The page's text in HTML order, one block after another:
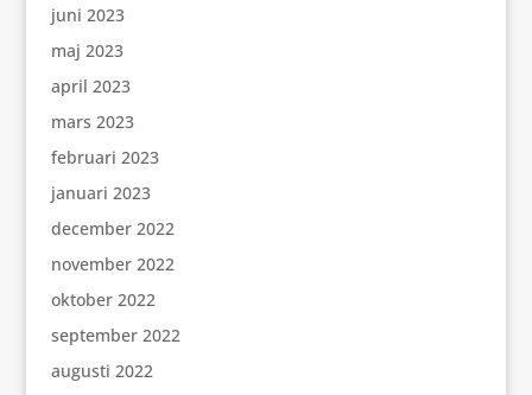
juni 2023
maj 2023
april 2023
mars 2023
februari 2023
januari 2023
december 2022
november 2022
oktober 2022
september 2022
augusti 2022